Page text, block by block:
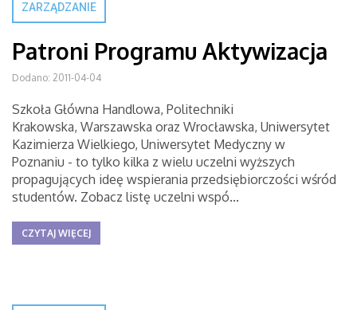
ZARZĄDZANIE
Patroni Programu Aktywizacja
Dodano: 2011-04-04
Szkoła Główna Handlowa, Politechniki
Krakowska, Warszawska oraz Wrocławska, Uniwersytet
Kazimierza Wielkiego, Uniwersytet Medyczny w
Poznaniu - to tylko kilka z wielu uczelni wyższych
propagujących ideę wspierania przedsiębiorczości wśród
studentów. Zobacz listę uczelni wspó...
CZYTAJ WIĘCEJ